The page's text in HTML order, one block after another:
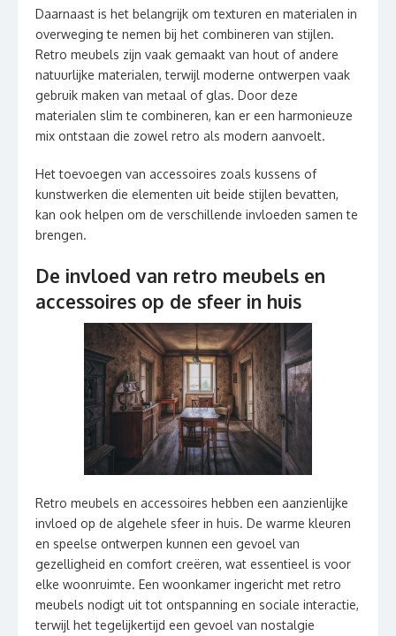
Daarnaast is het belangrijk om texturen en materialen in
overweging te nemen bij het combineren van stijlen.
Retro meubels zijn vaak gemaakt van hout of andere
natuurlijke materialen, terwijl moderne ontwerpen vaak
gebruik maken van metaal of glas. Door deze
materialen slim te combineren, kan er een harmonieuze
mix ontstaan die zowel retro als modern aanvoelt.
Het toevoegen van accessoires zoals kussens of
kunstwerken die elementen uit beide stijlen bevatten,
kan ook helpen om de verschillende invloeden samen te
brengen.
De invloed van retro meubels en
accessoires op de sfeer in huis
Retro meubels en accessoires hebben een aanzienlijke
invloed op de algehele sfeer in huis. De warme kleuren
en speelse ontwerpen kunnen een gevoel van
gezelligheid en comfort creëren, wat essentieel is voor
elke woonruimte. Een woonkamer ingericht met retro
meubels nodigt uit tot ontspanning en sociale interactie,
terwijl het tegelijkertijd een gevoel van nostalgie